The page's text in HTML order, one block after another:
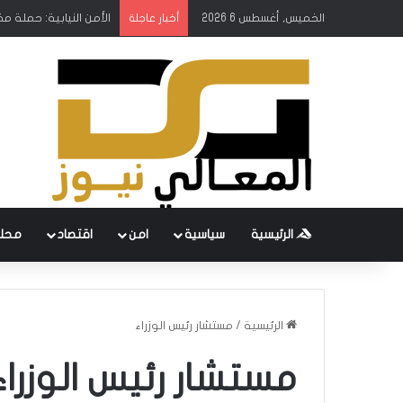
الخميس, أغسطس 6 2026 أخبار عاجلة وزير الكهرباء يطلق
الرئيسية سياسية امن اقتصاد
الرئيسية / مستشار رئيس الوزراء
مستشار رئيس